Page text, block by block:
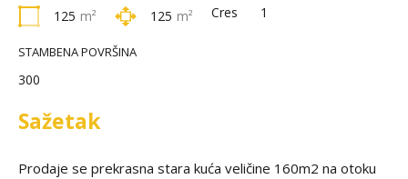
125 m² 125 m² Cres 1
STAMBENA POVRŠINA
300
Sažetak
Prodaje se prekrasna stara kuća veličine 160m2 na otoku